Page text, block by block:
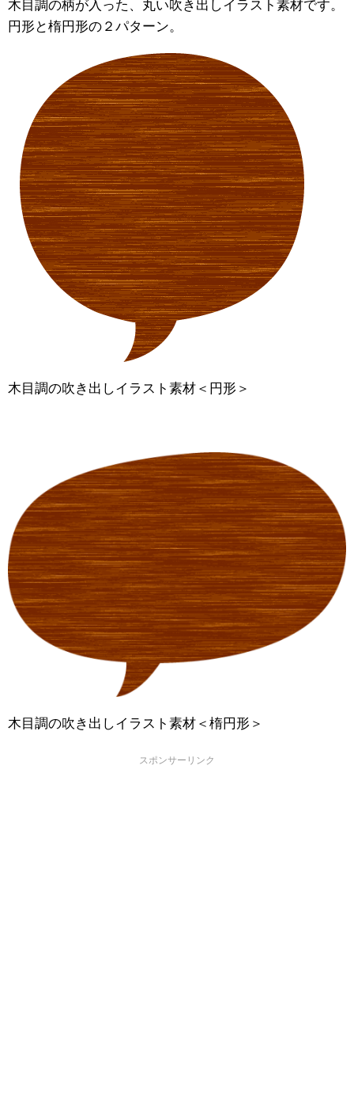
木目調の柄が入った、丸い吹き出しイラスト素材です。
円形と楕円形の２パターン。
木目調の吹き出しイラスト素材＜円形＞
木目調の吹き出しイラスト素材＜楕円形＞
スポンサーリンク